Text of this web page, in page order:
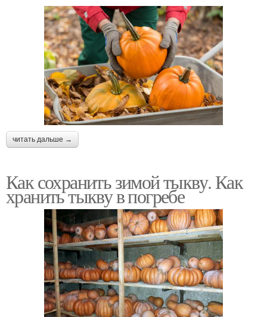
читать дальше →
Как сохранить зимой тыкву. Как
хранить тыкву в погребе